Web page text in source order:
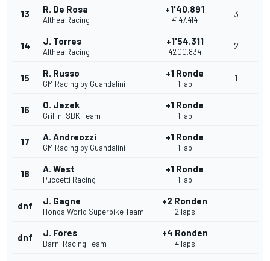
13 R. De Rosa
Althea Racing
+1'40.891
41'47.414
3
14 J. Torres
Althea Racing
+1'54.311
42'00.834
2
15 R. Russo
GM Racing by Guandalini
+1 Ronde
1 lap
1
16 O. Jezek
Grillini SBK Team
+1 Ronde
1 lap
17 A. Andreozzi
GM Racing by Guandalini
+1 Ronde
1 lap
18 A. West
Puccetti Racing
+1 Ronde
1 lap
dnf J. Gagne
Honda World Superbike Team
+2 Ronden
2 laps
dnf J. Fores
Barni Racing Team
+4 Ronden
4 laps